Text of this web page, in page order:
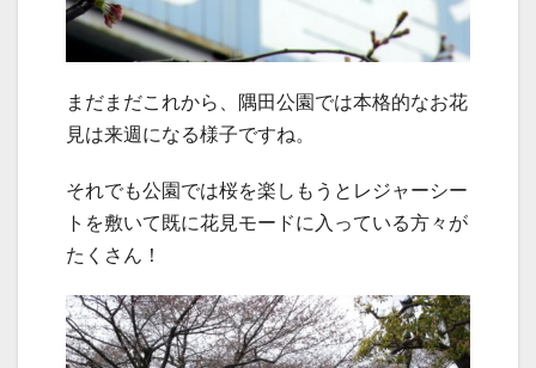
まだまだこれから、隅田公園では本格的なお花
見は来週になる様子ですね。
それでも公園では桜を楽しもうとレジャーシー
トを敷いて既に花見モードに入っている方々が
たくさん！